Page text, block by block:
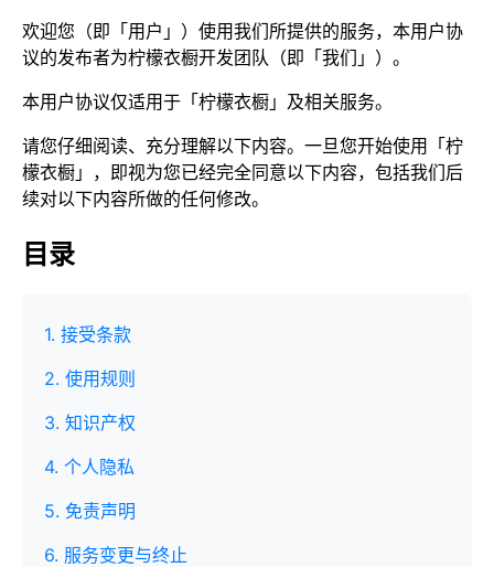
欢迎您（即「用户」）使用我们所提供的服务，本用户协
议的发布者为柠檬衣橱开发团队（即「我们」）。
本用户协议仅适用于「柠檬衣橱」及相关服务。
请您仔细阅读、充分理解以下内容。一旦您开始使用「柠
檬衣橱」，即视为您已经完全同意以下内容，包括我们后
续对以下内容所做的任何修改。
目录
1. 接受条款
2. 使用规则
3. 知识产权
4. 个人隐私
5. 免责声明
6. 服务变更与终止